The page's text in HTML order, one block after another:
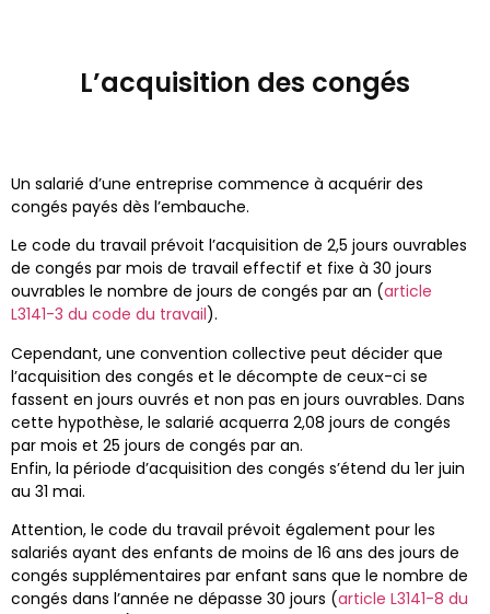
L’acquisition des congés
Un salarié d’une entreprise commence à acquérir des
congés payés dès l’embauche.
Le code du travail prévoit l’acquisition de 2,5 jours ouvrables
de congés par mois de travail effectif et fixe à 30 jours
ouvrables le nombre de jours de congés par an (article
L3141-3 du code du travail).
Cependant, une convention collective peut décider que
l’acquisition des congés et le décompte de ceux-ci se
fassent en jours ouvrés et non pas en jours ouvrables. Dans
cette hypothèse, le salarié acquerra 2,08 jours de congés
par mois et 25 jours de congés par an.
Enfin, la période d’acquisition des congés s’étend du 1er juin
au 31 mai.
Attention, le code du travail prévoit également pour les
salariés ayant des enfants de moins de 16 ans des jours de
congés supplémentaires par enfant sans que le nombre de
congés dans l’année ne dépasse 30 jours (article L3141-8 du